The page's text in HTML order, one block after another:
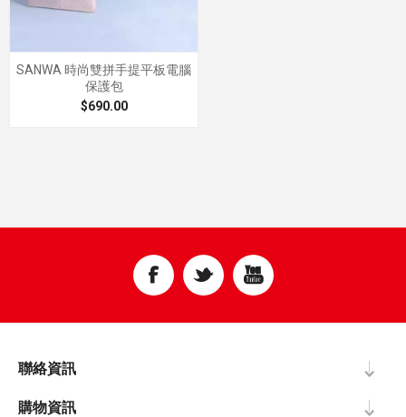
SANWA 時尚雙拼手提平板電腦
保護包
$690.00
聯絡資訊
購物資訊